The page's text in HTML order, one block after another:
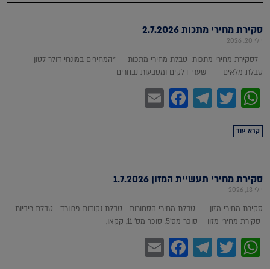
סקירת מחירי מתכות 2.7.2026
יולי 20, 2026
לסקירת מחירי מתכות טבלת מחירי מתכות *המחירים במונחי דולר לטון
טבלת מלאים שערי דלקים ומטבעות נבחרים
WhatsApp
Twitter
Telegram
Facebook
קרא עוד
סקירת מחירי תעשיית המזון 1.7.2026
יולי 13, 2026
סקירת מחירי מזון טבלת מחירי הסחורות טבלת נקודות פרוורד טבלת ריביות
סקירת מחירי מזון סוכר מס'5, סוכר מס' 11, קקאו,
WhatsApp
Twitter
Telegram
Facebook